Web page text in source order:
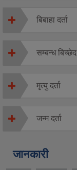
बिबाहा दर्ता
सम्बन्ध बिच्छेद
मृत्यु दर्ता
जन्म दर्ता
जानकारी